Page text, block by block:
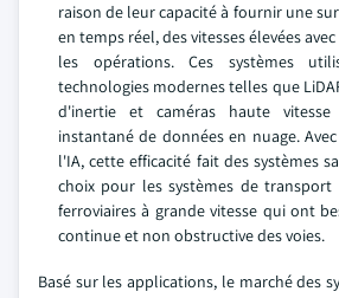
raison de leur capacité à fournir une
en temps réel, des vitesses élevées
les opérations. Ces systèmes
technologies modernes telles que
d'inertie et caméras haute
instantané de données en nuage.
l'IA, cette efficacité fait des systèmes
choix pour les systèmes de
ferroviaires à grande vitesse qui ont
continue et non obstructive des voies.
Basé sur les applications, le marché des